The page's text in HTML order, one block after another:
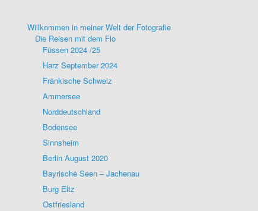
Willkommen in meiner Welt der Fotografie
Die Reisen mit dem Flo
Füssen 2024 /25
Harz September 2024
Fränkische Schweiz
Ammersee
Norddeutschland
Bodensee
Sinnsheim
Berlin August 2020
Bayrische Seen – Jachenau
Burg Eltz
Ostfriesland